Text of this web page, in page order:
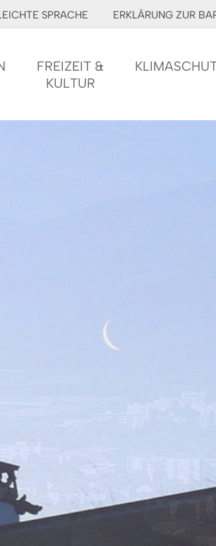
SPRACHE ERKLÄRUNG ZUR
FREIZEIT &
KULTUR